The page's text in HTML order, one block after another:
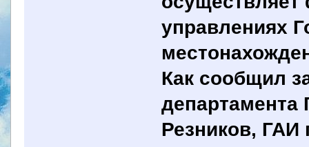
управлениях
Как сообщил
Резников, ГАИ